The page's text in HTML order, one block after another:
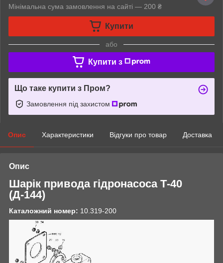
Мінімальна сума замовлення на сайті — 200 ₴
Купити
або
Купити з
Що таке купити з Пром?
Замовлення під захистом
Опис Характеристики Відгуки про товар Доставка
Опис
Шарік привода гідронасоса Т-40
(Д-144)
Каталожний номер: 10.319-200